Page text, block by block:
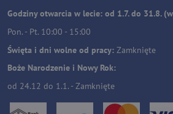
Godziny otwarcia w lecie: od 1.7. do 31.8.
Pon. - Pt. 10:00 - 15:00
Święta i dni wolne od pracy: Zamknięte
Boże Narodzenie i Nowy Rok:
od 24.12 do 1.1. - Zamknięte